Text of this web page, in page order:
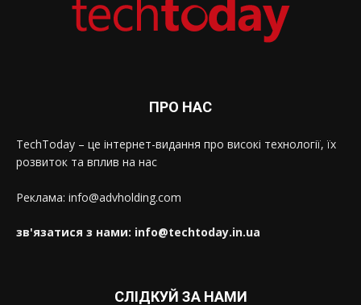
ПРО НАС
TechToday – це інтернет-видання про високі технології, їх
розвиток та вплив на нас
Реклама: info@advholding.com
зв'язатися з нами: info@techtoday.in.ua
СЛІДКУЙ ЗА НАМИ